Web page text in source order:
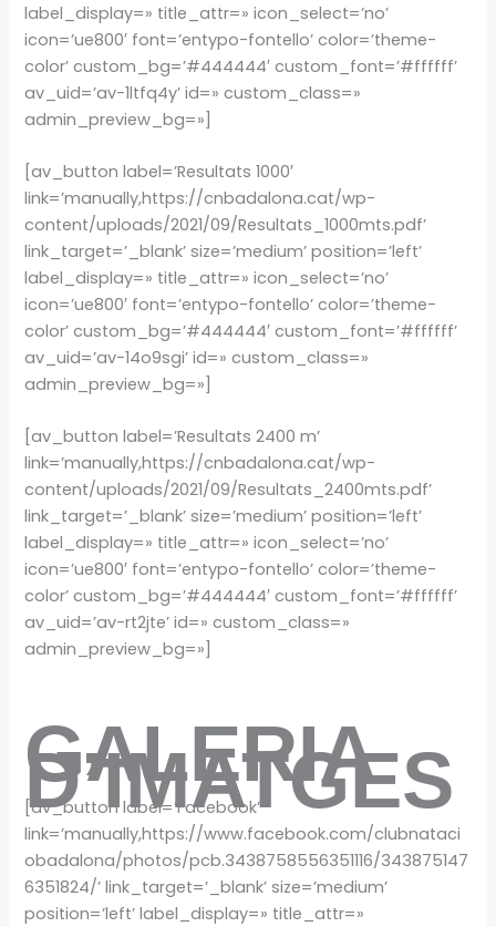
label_display=» title_attr=» icon_select=’no’
icon=’ue800′ font=’entypo-fontello’ color=’theme-
color’ custom_bg=’#444444′ custom_font=’#ffffff’
av_uid=’av-1ltfq4y’ id=» custom_class=»
admin_preview_bg=»]
[av_button label=’Resultats 1000′
link=’manually,https://cnbadalona.cat/wp-
content/uploads/2021/09/Resultats_1000mts.pdf’
link_target=’_blank’ size=’medium’ position=’left’
label_display=» title_attr=» icon_select=’no’
icon=’ue800′ font=’entypo-fontello’ color=’theme-
color’ custom_bg=’#444444′ custom_font=’#ffffff’
av_uid=’av-14o9sgi’ id=» custom_class=»
admin_preview_bg=»]
[av_button label=’Resultats 2400 m’
link=’manually,https://cnbadalona.cat/wp-
content/uploads/2021/09/Resultats_2400mts.pdf’
link_target=’_blank’ size=’medium’ position=’left’
label_display=» title_attr=» icon_select=’no’
icon=’ue800′ font=’entypo-fontello’ color=’theme-
color’ custom_bg=’#444444′ custom_font=’#ffffff’
av_uid=’av-rt2jte’ id=» custom_class=»
admin_preview_bg=»]
GALERIA
D’IMATGES
[av_button label=’Facebook’
link=’manually,https://www.facebook.com/clubnataci
obadalona/photos/pcb.3438758556351116/343875147
6351824/’ link_target=’_blank’ size=’medium’
position=’left’ label_display=» title_attr=»